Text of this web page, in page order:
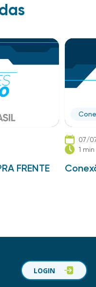
FRENTE
07/
1
LOGIN